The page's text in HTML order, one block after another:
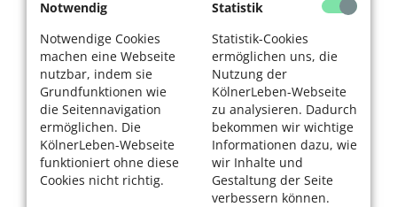
Notwendig
Notwendige Cookies
machen eine Webseite
nutzbar, indem sie
Grundfunktionen wie
die Seitennavigation
ermöglichen. Die
KölnerLeben-Webseite
funktioniert ohne diese
Cookies nicht richtig.
Statistik
Statistik-Cookies
ermöglichen uns, die
Nutzung der
KölnerLeben-Webseite
zu analysieren. Dadurch
bekommen wir wichtige
Informationen dazu, wie
wir Inhalte und
Gestaltung der Seite
verbessern können.